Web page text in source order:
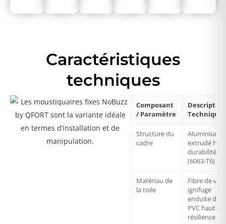
Caractéristiques
techniques
Composant
/ Paramètre
Description
Technique
Structure du
cadre
Aluminium
extrudé
durabilité
(6063-T6)
Matériau de
la toile
Fibre de
ignifuge
enduite de
PVC haute
résilience